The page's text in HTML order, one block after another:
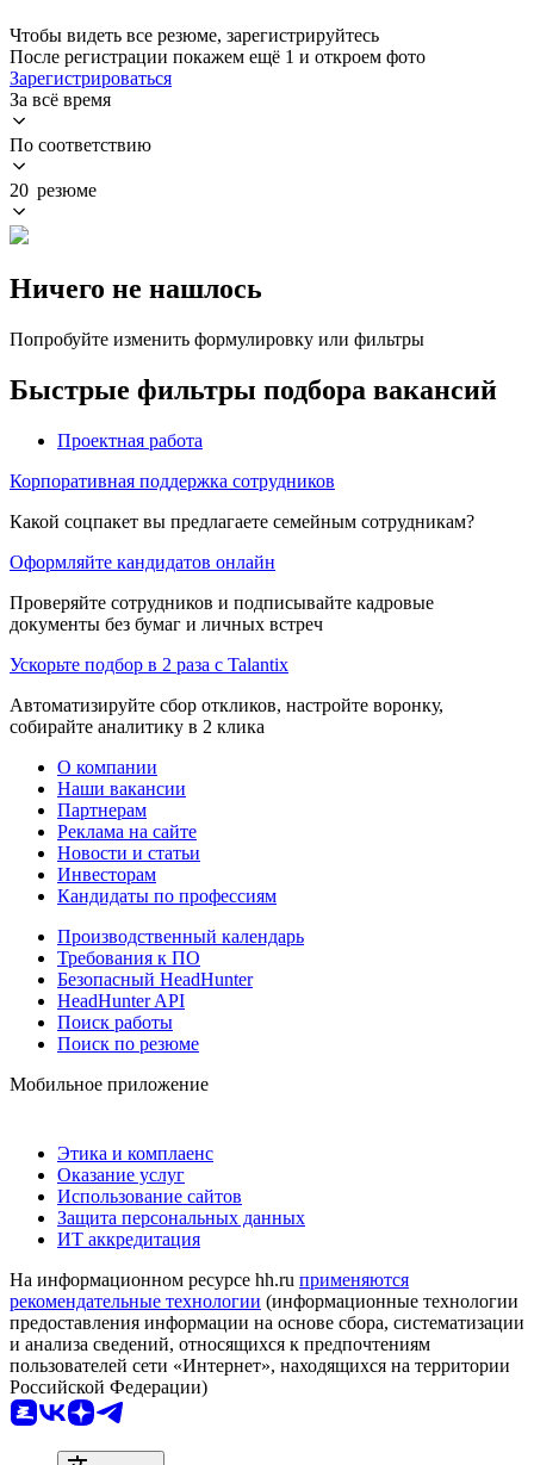
Чтобы видеть все резюме, зарегистрируйтесь
После регистрации покажем ещё 1 и откроем фото
Зарегистрироваться
За всё время
По соответствию
20 резюме
Ничего не нашлось
Попробуйте изменить формулировку или фильтры
Быстрые фильтры подбора вакансий
Проектная работа
Корпоративная поддержка сотрудников
Какой соцпакет вы предлагаете семейным сотрудникам?
Оформляйте кандидатов онлайн
Проверяйте сотрудников и подписывайте кадровые
документы без бумаг и личных встреч
Ускорьте подбор в 2 раза с Talantix
Автоматизируйте сбор откликов, настройте воронку,
собирайте аналитику в 2 клика
О компании
Наши вакансии
Партнерам
Реклама на сайте
Новости и статьи
Инвесторам
Кандидаты по профессиям
Производственный календарь
Требования к ПО
Безопасный HeadHunter
HeadHunter API
Поиск работы
Поиск по резюме
Мобильное приложение
Этика и комплаенс
Оказание услуг
Использование сайтов
Защита персональных данных
ИТ аккредитация
На информационном ресурсе hh.ru применяются
рекомендательные технологии (информационные технологии
предоставления информации на основе сбора, систематизации
и анализа сведений, относящихся к предпочтениям
пользователей сети «Интернет», находящихся на территории
Российской Федерации)